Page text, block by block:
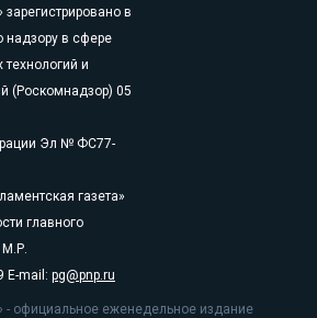
зарегистрировано в
в сфере
и
(Роскомнадзор) 05
Эл № ФС77-
газета»
главного
E-mail: pg@pnp.ru
- официальное еженедельное издание